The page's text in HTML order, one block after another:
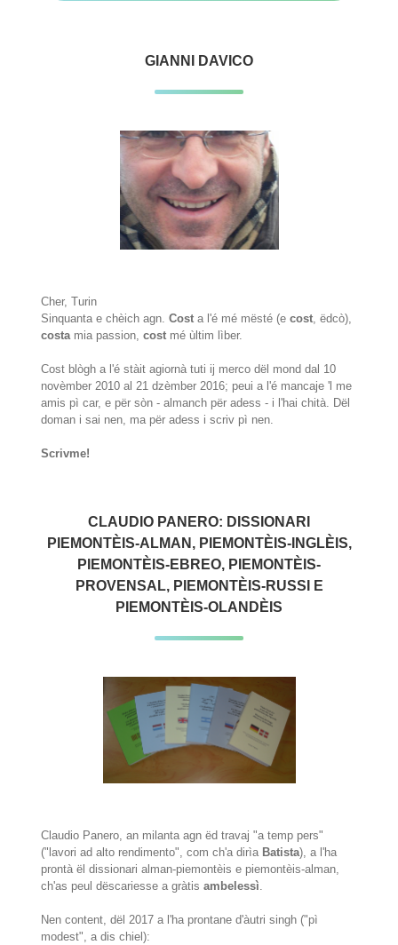
GIANNI DAVICO
Cher, Turin
Sinquanta e chèich agn.Cost a l'é mé mësté (ecost , ëdcò),
costa mia passion,cost mé ùltim lìber.
Cost blògh a l'é stàit agiornà tuti ij merco dël mond dal 10
novèmber 2010 al 21 dzèmber 2016; peui a l'é mancaje 'l me
amis pì car, e për sòn - almanch për adess - i l'hai chità. Dël
doman i sai nen, ma për adess i scriv pì nen.
Scrivme!
CLAUDIO PANERO: DISSIONARI
PIEMONTÈIS-ALMAN, PIEMONTÈIS-INGLÈIS,
PIEMONTÈIS-EBREO, PIEMONTÈIS-
PROVENSAL, PIEMONTÈIS-RUSSI E
PIEMONTÈIS-OLANDÈIS
Claudio Panero, an milanta agn ëd travaj "a temp pers"
("lavori ad alto rendimento", com ch'a dirìa Batista), a l'ha
prontà ël dissionari alman-piemontèis e piemontèis-alman,
ch'as peul dëscariesse a gràtisambelessì
Nen content, dël 2017 a l'ha prontane d'àutri singh ("pì
modest", a dis chiel):